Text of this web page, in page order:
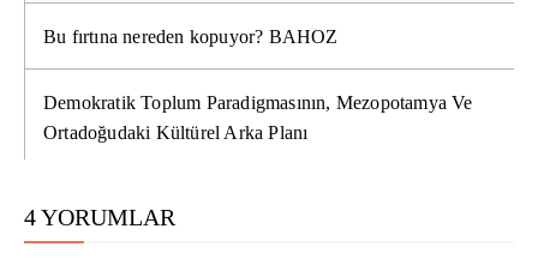
Bu fırtına nereden kopuyor? BAHOZ
Demokratik Toplum Paradigmasının, Mezopotamya Ve
Ortadoğudaki Kültürel Arka Planı
4 YORUMLAR